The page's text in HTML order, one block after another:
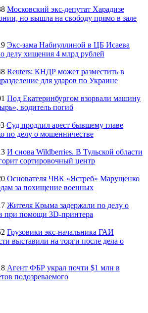
Московский экс-депутат Харадизе
но вышла на свободу прямо в зале
Экс-зама Набиуллиной в ЦБ Исаева
делу хищения 4 млрд рублей
Reuters: КНДР может разместить в
для ударов по Украине
Под Екатеринбургом взорвали машину
водитель погиб
Суд продлил арест бывшему главе
по делу о мошенничестве
И снова Wildberries. В Тульской области
сортировочный центр
Основателя ЧВК «Ястреб» Марущенко
за похищение военных
Жителя Крыма задержали по делу о
при помощи 3D‑принтера
Грузовики экс-начальника ГАИ
выставили на торги после дела о
Агент ФБР украл почти $1 млн в
подозреваемого